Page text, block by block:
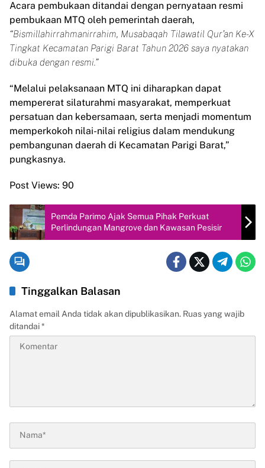
Acara pembukaan ditandai dengan pernyataan resmi
pembukaan MTQ oleh pemerintah daerah,
“Bismillahirrahmanirrahim, Musabaqah Tilawatil Qur’an Ke-X
Tingkat Kecamatan Parigi Barat Tahun 2026 saya nyatakan
dibuka dengan resmi.”
“Melalui pelaksanaan MTQ ini diharapkan dapat
mempererat silaturahmi masyarakat, memperkuat
persatuan dan kebersamaan, serta menjadi momentum
memperkokoh nilai-nilai religius dalam mendukung
pembangunan daerah di Kecamatan Parigi Barat,”
pungkasnya.
Post Views: 90
Pemda Parimo Ajak Semua Pihak Perkuat
Perlindungan Mangrove dan Kawasan Pesisir
Tinggalkan Balasan
Alamat email Anda tidak akan dipublikasikan. Ruas yang wajib
ditandai*